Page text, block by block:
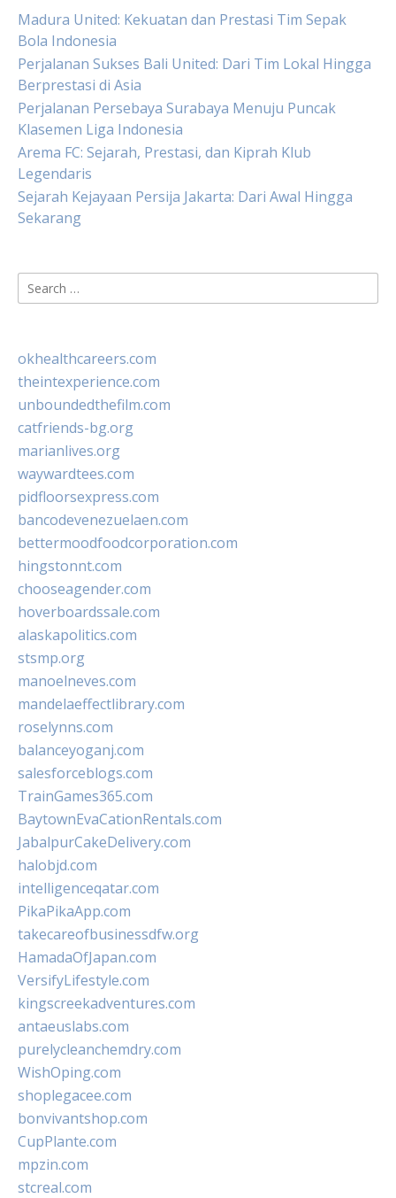
Madura United: Kekuatan dan Prestasi Tim Sepak
Bola Indonesia
Perjalanan Sukses Bali United: Dari Tim Lokal Hingga
Berprestasi di Asia
Perjalanan Persebaya Surabaya Menuju Puncak
Klasemen Liga Indonesia
Arema FC: Sejarah, Prestasi, dan Kiprah Klub
Legendaris
Sejarah Kejayaan Persija Jakarta: Dari Awal Hingga
Sekarang
Search
for:
okhealthcareers.com
theintexperience.com
unboundedthefilm.com
catfriends-bg.org
marianlives.org
waywardtees.com
pidfloorsexpress.com
bancodevenezuelaen.com
bettermoodfoodcorporation.com
hingstonnt.com
chooseagender.com
hoverboardssale.com
alaskapolitics.com
stsmp.org
manoelneves.com
mandelaeffectlibrary.com
roselynns.com
balanceyoganj.com
salesforceblogs.com
TrainGames365.com
BaytownEvaCationRentals.com
JabalpurCakeDelivery.com
halobjd.com
intelligenceqatar.com
PikaPikaApp.com
takecareofbusinessdfw.org
HamadaOfJapan.com
VersifyLifestyle.com
kingscreekadventures.com
antaeuslabs.com
purelycleanchemdry.com
WishOping.com
shoplegacee.com
bonvivantshop.com
CupPlante.com
mpzin.com
stcreal.com